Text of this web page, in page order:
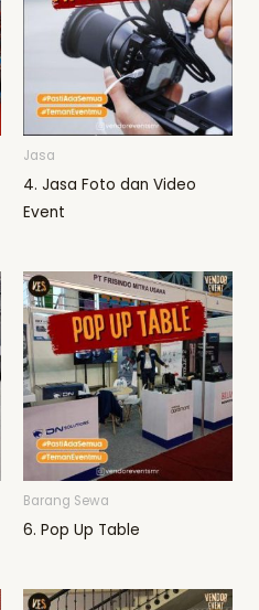
Jasa
4. Jasa Foto dan Video
Event
Barang Sewa
6. Pop Up Table